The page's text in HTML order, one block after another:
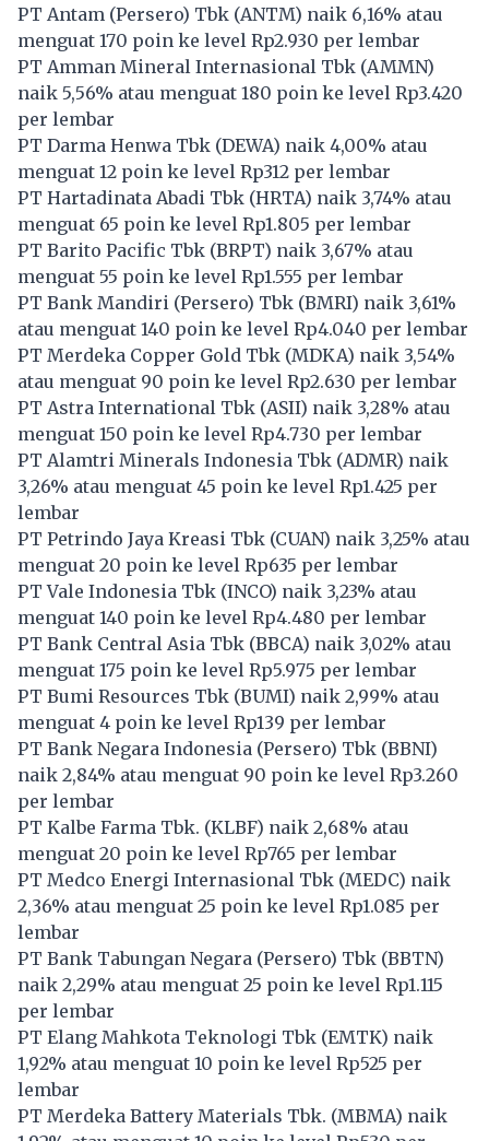
PT Antam (Persero) Tbk (ANTM) naik 6,16% atau
menguat 170 poin ke level Rp2.930 per lembar
PT Amman Mineral Internasional Tbk (AMMN)
naik 5,56% atau menguat 180 poin ke level Rp3.420
per lembar
PT Darma Henwa Tbk (DEWA) naik 4,00% atau
menguat 12 poin ke level Rp312 per lembar
PT Hartadinata Abadi Tbk (HRTA) naik 3,74% atau
menguat 65 poin ke level Rp1.805 per lembar
PT Barito Pacific Tbk (BRPT) naik 3,67% atau
menguat 55 poin ke level Rp1.555 per lembar
PT Bank Mandiri (Persero) Tbk (BMRI) naik 3,61%
atau menguat 140 poin ke level Rp4.040 per lembar
PT Merdeka Copper Gold Tbk (MDKA) naik 3,54%
atau menguat 90 poin ke level Rp2.630 per lembar
PT Astra International Tbk (ASII) naik 3,28% atau
menguat 150 poin ke level Rp4.730 per lembar
PT Alamtri Minerals Indonesia Tbk (ADMR) naik
3,26% atau menguat 45 poin ke level Rp1.425 per
lembar
PT Petrindo Jaya Kreasi Tbk (CUAN) naik 3,25% atau
menguat 20 poin ke level Rp635 per lembar
PT Vale Indonesia Tbk (INCO) naik 3,23% atau
menguat 140 poin ke level Rp4.480 per lembar
PT Bank Central Asia Tbk (BBCA) naik 3,02% atau
menguat 175 poin ke level Rp5.975 per lembar
PT Bumi Resources Tbk (BUMI) naik 2,99% atau
menguat 4 poin ke level Rp139 per lembar
PT Bank Negara Indonesia (Persero) Tbk (BBNI)
naik 2,84% atau menguat 90 poin ke level Rp3.260
per lembar
PT Kalbe Farma Tbk. (KLBF) naik 2,68% atau
menguat 20 poin ke level Rp765 per lembar
PT Medco Energi Internasional Tbk (MEDC) naik
2,36% atau menguat 25 poin ke level Rp1.085 per
lembar
PT Bank Tabungan Negara (Persero) Tbk (BBTN)
naik 2,29% atau menguat 25 poin ke level Rp1.115
per lembar
PT Elang Mahkota Teknologi Tbk (EMTK) naik
1,92% atau menguat 10 poin ke level Rp525 per
lembar
PT Merdeka Battery Materials Tbk. (MBMA) naik